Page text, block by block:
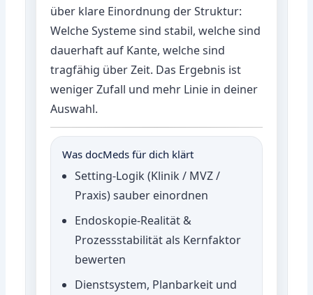
über klare Einordnung der Struktur:
Welche Systeme sind stabil, welche sind
dauerhaft auf Kante, welche sind
tragfähig über Zeit. Das Ergebnis ist
weniger Zufall und mehr Linie in deiner
Auswahl.
Was docMeds für dich klärt
Setting-Logik (Klinik / MVZ /
Praxis) sauber einordnen
Endoskopie-Realität &
Prozessstabilität als Kernfaktor
bewerten
Dienstsystem, Planbarkeit und